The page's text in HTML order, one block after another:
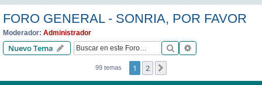
FORO GENERAL - SONRIA, POR FAVOR
Moderador: Administrador
Nuevo Tema Buscar
99 temas 1 2